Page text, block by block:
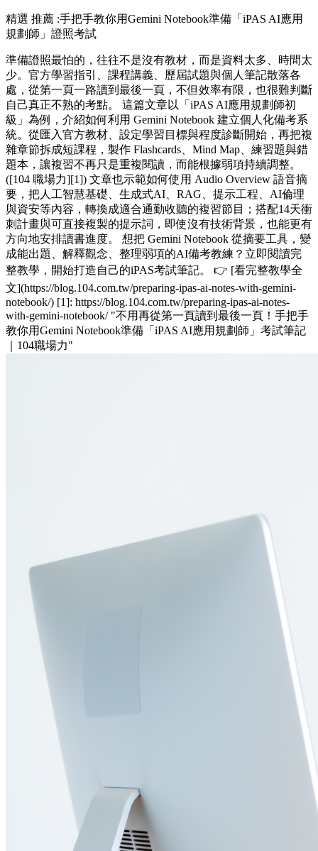
精選 推薦 :手把手教你用Gemini Notebook準備「iPAS AI應用
規劃師」證照考試
準備證照最怕的，往往不是沒有教材，而是資料太多、時間太
少。官方學習指引、課程講義、歷屆試題與個人筆記散落各
處，從第一頁一路讀到最後一頁，不但效率有限，也很難判斷
自己真正不熟的考點。 這篇文章以「iPAS AI應用規劃師初
級」為例，介紹如何利用 Gemini Notebook 建立個人化備考系
統。從匯入官方教材、設定學習目標與程度診斷開始，再把複
雜章節拆成短課程，製作 Flashcards、Mind Map、練習題與錯
題本，讓複習不再只是重複閱讀，而能根據弱項持續調整。
([104 職場力][1]) 文章也示範如何使用 Audio Overview 語音摘
要，把人工智慧基礎、生成式AI、RAG、提示工程、AI倫理
與資安等內容，轉換成適合通勤收聽的複習節目；搭配14天衝
刺計畫與可直接複製的提示詞，即使沒有技術背景，也能更有
方向地安排讀書進度。 想把 Gemini Notebook 從摘要工具，變
成能出題、解釋觀念、整理弱項的AI備考教練？立即閱讀完
整教學，開始打造自己的iPAS考試筆記。 👉 [看完整教學全
文](https://blog.104.com.tw/preparing-ipas-ai-notes-with-gemini-
notebook/) [1]: https://blog.104.com.tw/preparing-ipas-ai-notes-
with-gemini-notebook/ "不用再從第一頁讀到最後一頁！手把手
教你用Gemini Notebook準備「iPAS AI應用規劃師」考試筆記
｜104職場力"